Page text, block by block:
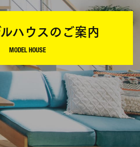
ハウスのご案内